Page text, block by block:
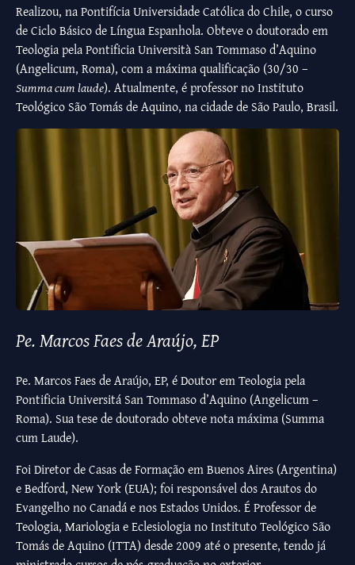
Realizou, na Pontifícia Universidade Católica do Chile, o curso
de Ciclo Básico de Língua Espanhola. Obteve o doutorado em
Teologia pela Pontificia Università San Tommaso d’Aquino
(Angelicum, Roma), com a máxima qualificação (30/30 –
Summa cum laude). Atualmente, é professor no Instituto
Teológico São Tomás de Aquino, na cidade de São Paulo, Brasil.
Pe. Marcos Faes de Araújo, EP
Pe. Marcos Faes de Araújo, EP, é Doutor em Teologia pela
Pontificia Universitá San Tommaso d’Aquino (Angelicum –
Roma). Sua tese de doutorado obteve nota máxima (Summa
cum Laude).
Foi Diretor de Casas de Formação em Buenos Aires (Argentina)
e Bedford, New York (EUA); foi responsável dos Arautos do
Evangelho no Canadá e nos Estados Unidos. É Professor de
Teologia, Mariologia e Eclesiologia no Instituto Teológico São
Tomás de Aquino (ITTA) desde 2009 até o presente, tendo já